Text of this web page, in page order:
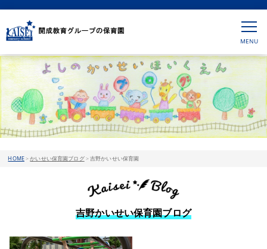
HOME>かいせい保育園ブログ>吉野かいせい保育園
吉野かいせい保育園ブログ